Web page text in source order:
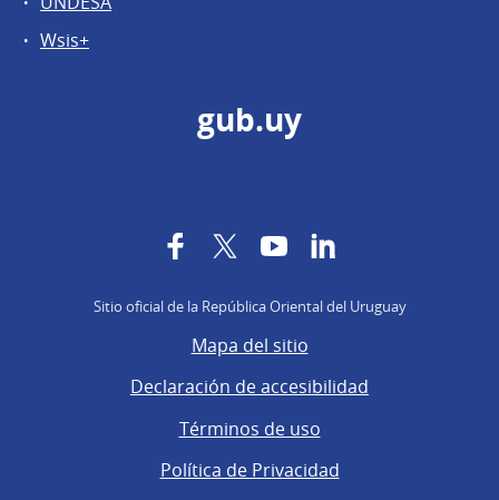
Wsis+
gub.uy
FacebookTwitterYouTube
Sitio oficial de la República Oriental del Uruguay
Mapa del sitio
Declaración de accesibilidad
Términos de uso
Política de Privacidad